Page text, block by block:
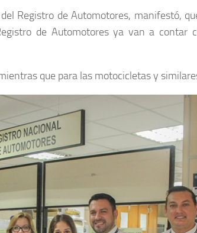
Registro de Automotores, manifestó,
de Automotores ya van a contar
que para las motocicletas y